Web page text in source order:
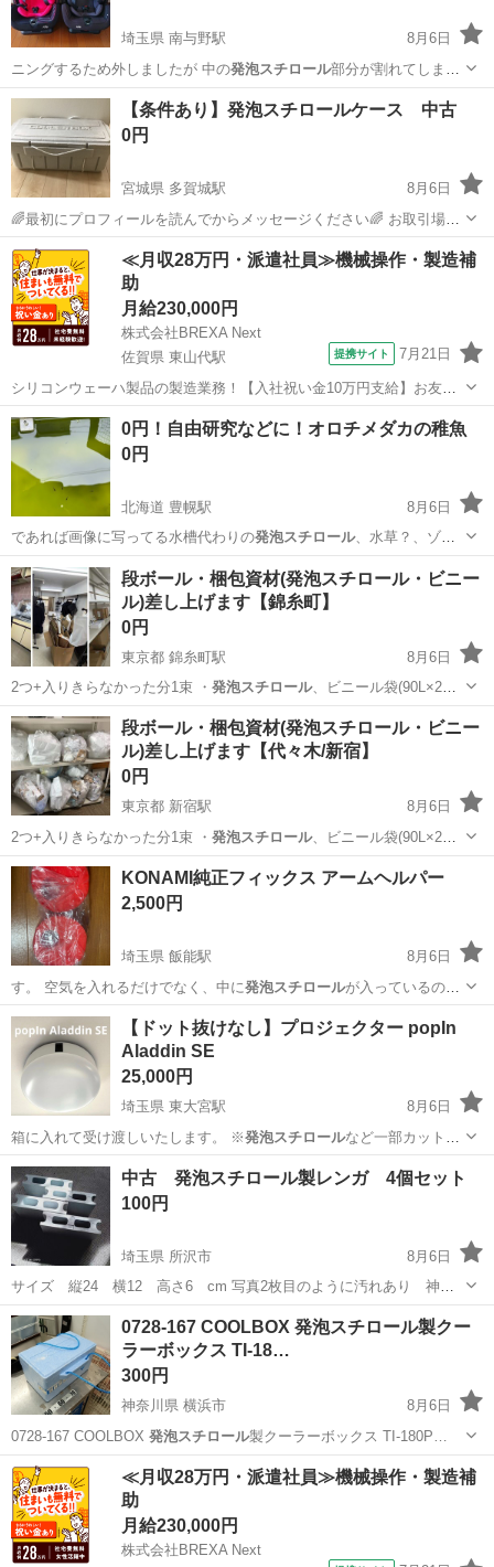
埼玉県 南与野駅
8月6日
ニングするため外しましたが 中の発泡スチロール部分が割れてしまっ
てましたがカバー…
埼玉 さいたま市 南与野駅
セーフティ、チャイルドシート
【条件あり】発泡スチロールケース 中古
0円
宮城県 多賀城駅
8月6日
🌈最初にプロフィールを読んでからメッセージください🌈 お取引場所
は、ファミリーマート多賀城八幡店駐車場になります。 時間はプロフ
ィールをご確認ください。 発送はしておりません。 有料商品と一緒の
お取引の方にお譲りいた...
宮城 多賀城市 多賀城駅 その他
≪月収28万円・派遣社員≫機械操作・製造補
助
月給230,000円
株式会社BREXA Next
佐賀県 東山代駅
提携サイト 7月21日
シリコンウェーハ製品の製造業務！【入社祝い金10万円支給】お友達
やカップルとの応募OK◎年間休日129日＆休出なしでプライベート充
実♪業務はクリーンルームで快適作業◎自社正社員登用制度あり★1食
300円～の格安食堂あり！《佐...
佐賀 伊万里市 東山代駅 その他
0円！自由研究などに！オロチメダカの稚魚
0円
北海道 豊幌駅
8月6日
であれば画像に写ってる水槽代わりの発泡スチロール、水草？、ゾウ
リムシも付けます。
北海道 江別市 豊幌駅 その他
段ボール・梱包資材(発泡スチロール・ビニー
ル)差し上げます【錦糸町】
0円
東京都 錦糸町駅
8月6日
2つ+入りきらなかった分1束 ・ 発泡スチロール、ビニール袋(90L×2、
45L×…
東京 墨田区 錦糸町駅 その他 発泡スチロール
段ボール・梱包資材(発泡スチロール・ビニー
ル)差し上げます【代々木/新宿】
0円
東京都 新宿駅
8月6日
2つ+入りきらなかった分1束 ・ 発泡スチロール、ビニール袋(90L×2、
45L×…
東京 渋谷区 その他
KONAMI純正フィックス アームヘルパー
2,500円
埼玉県 飯能駅
8月6日
す。 空気を入れるだけでなく、中に発泡スチロールが入っているので
浮力が高いです。 …
埼玉 飯能市 飯能駅 キッズ用品 ヘルパー
【ドット抜けなし】プロジェクター popIn
Aladdin SE
25,000円
埼玉県 東大宮駅
8月6日
箱に入れて受け渡しいたします。 ※発泡スチロールなど一部カットし
て梱包しております…
埼玉 さいたま市 東大宮駅
プロジェクター、ホームシアター
中古 発泡スチロール製レンガ 4個セット
100円
埼玉県 所沢市
8月6日
サイズ 縦24 横12 高さ6 cm 写真2枚目のように汚れあり 神経
質な方はご遠慮ください 受け渡しは近隣でしたら可能です（日時は相
談で） 値下げ交渉はお断りします
埼玉 所沢市 インテリア雑貨/小物 レンガ
0728-167 COOLBOX 発泡スチロール製クー
ラーボックス TI-18…
300円
神奈川県 横浜市
8月6日
0728-167 COOLBOX 発泡スチロール製クーラーボックス TI-180P…
神奈川 横浜市 その他 発泡スチロール
≪月収28万円・派遣社員≫機械操作・製造補
助
月給230,000円
株式会社BREXA Next